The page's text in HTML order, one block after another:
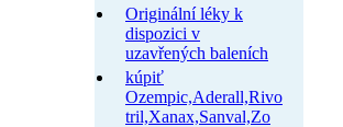
Originální léky k
dispozici v
uzavřených baleních
kúpiť
Ozempic,Aderall,Rivo
tril,Xanax,Sanval,Zo